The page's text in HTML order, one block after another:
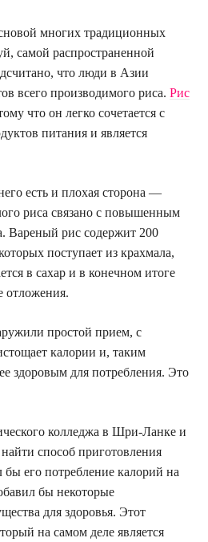
многих традиционных
самой распространенной
что люди в Азии
всего производимого риса. Рис
что он легко сочетается с
питания и является
есть и плохая сторона —
риса связано с повышенным
Вареный рис содержит 200
поступает из крахмала,
в сахар и в конечном итоге
отложения.
простой прием, с
калории и, таким
здоровым для потребления. Это
колледжа в Шри-Ланке и
способ приготовления
его потребление калорий на
бы некоторые
для здоровья. Этот
на самом деле является